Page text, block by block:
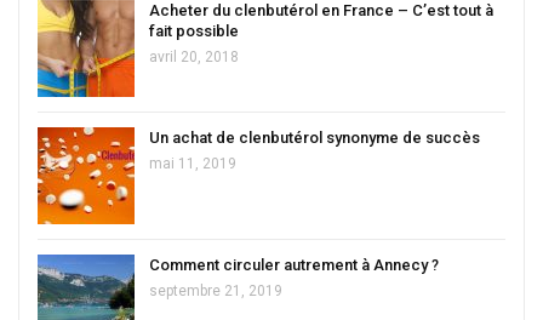
Acheter du clenbutérol en France – C’est tout à
fait possible
avril 20, 2018
Un achat de clenbutérol synonyme de succès
mai 11, 2019
Comment circuler autrement à Annecy ?
septembre 21, 2019